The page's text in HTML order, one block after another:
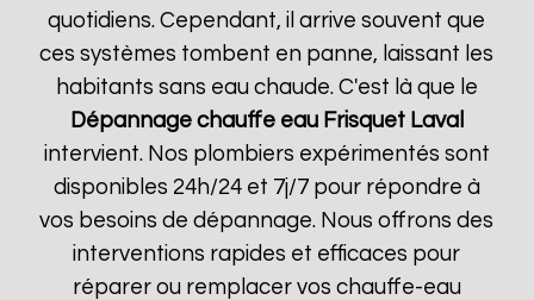
quotidiens. Cependant, il arrive souvent que
ces systèmes tombent en panne, laissant les
habitants sans eau chaude. C'est là que le
Dépannage chauffe eau Frisquet Laval
intervient. Nos plombiers expérimentés sont
disponibles 24h/24 et 7j/7 pour répondre à
vos besoins de dépannage. Nous offrons des
interventions rapides et efficaces pour
réparer ou remplacer vos chauffe-eau